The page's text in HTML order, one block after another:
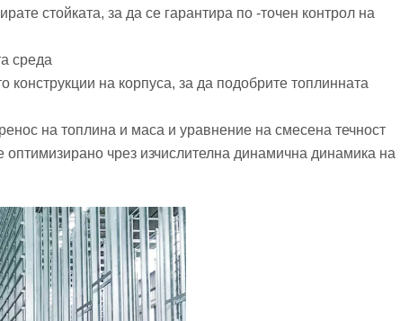
стойката, за да се гарантира по -точен контрол на
среда
на корпуса, за да подобрите топлинната
на топлина и маса и уравнение на смесена течност
чрез изчислителна динамична динамика на